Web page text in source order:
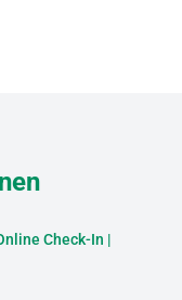
Check-In |